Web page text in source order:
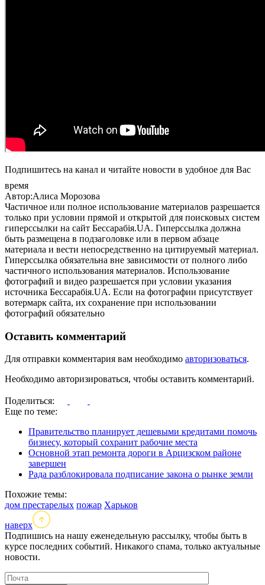
Подпишитесь на канал и читайте новости в удобное для Вас
время
Автор:Алиса Морозова
Частичное или полное использование материалов разрешается
только при условии прямой и открытой для поисковых систем
гиперссылки на сайт Бессарабія.UA. Гиперссылка должна
быть размещена в подзаголовке или в первом абзаце
материала и вести непосредственно на цитируемый материал.
Гиперссылка обязательна вне зависимости от полного либо
частичного использования материалов. Использование
фотографий и видео разрешается при условии указания
источника Бессарабія.UA. Если на фотографии присутствует
вотермарк сайта, их сохранение при использовании
фотографий обязательно
Оставить комментарий
Для отправки комментария вам необходимо авторизоваться.
Необходимо авторизироваться, чтобы оставить комментарий.
Поделиться:
Еще по теме:
Правительство планирует дешевыми кредитами помочь
бизнесу, который сохранит рабочие места
Основной этап ремонта дороги в Арцизском районе
завершен
Рада разблокировала подписание закона о рынке земли
Похожие темы:
дом престарелых пожар Харьков
наверх
Подпишись на нашу еженедельную рассылку, чтобы быть в
курсе последних событий. Никакого спама, только актуальные
новости.